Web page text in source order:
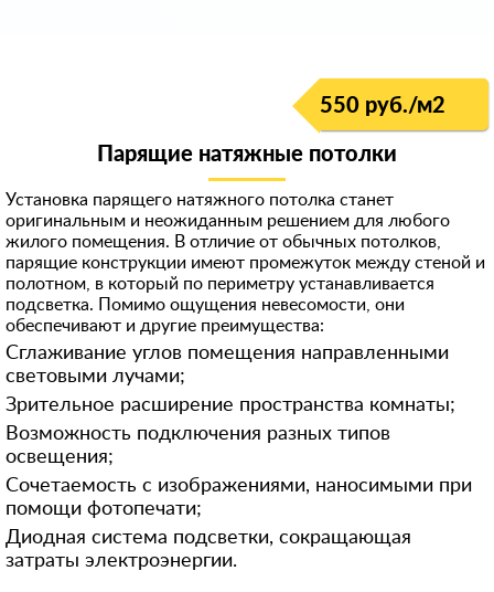
550 руб./м2
Парящие натяжные потолки
Установка парящего натяжного потолка станет
оригинальным и неожиданным решением для любого
жилого помещения. В отличие от обычных потолков,
парящие конструкции имеют промежуток между стеной и
полотном, в который по периметру устанавливается
подсветка. Помимо ощущения невесомости, они
обеспечивают и другие преимущества:
Сглаживание углов помещения направленными
световыми лучами;
Зрительное расширение пространства комнаты;
Возможность подключения разных типов
освещения;
Сочетаемость с изображениями, наносимыми при
помощи фотопечати;
Диодная система подсветки, сокращающая
затраты электроэнергии.